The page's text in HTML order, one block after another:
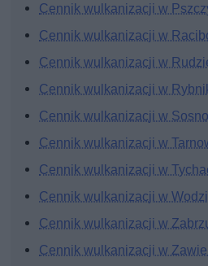
Cennik wulkanizacji w
Cennik wulkanizacji w
Cennik wulkanizacji w
Cennik wulkanizacji w
Cennik wulkanizacji w
Cennik wulkanizacji w
Cennik wulkanizacji w
Cennik wulkanizacji w
Cennik wulkanizacji w
Cennik wulkanizacji w